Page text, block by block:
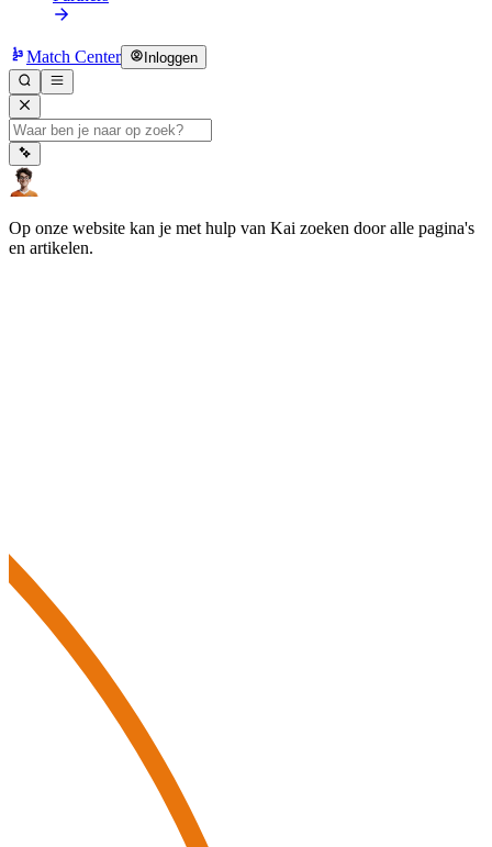
Match Center Inloggen
Op onze website kan je met hulp van Kai zoeken door alle pagina's
en artikelen.